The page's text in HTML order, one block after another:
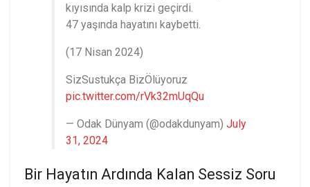
kıyısında kalp krizi geçirdi.
47 yaşında hayatını kaybetti.
(17 Nisan 2024)
SizSustukça BizÖlüyoruz
pic.twitter.com/rVk32mUqQu
— Odak Dünyam (@odakdunyam) July
31, 2024
Bir Hayatın Ardında Kalan Sessiz Soru